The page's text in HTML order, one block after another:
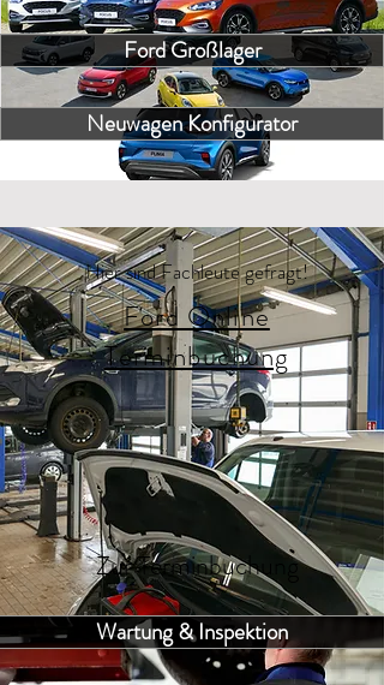
Ford Großlager
Neuwagen Konfigurator
Hier sind Fachleute gefragt!
Ford Online
Terminbuchung
Zur Terminbuchung
Wartung & Inspektion